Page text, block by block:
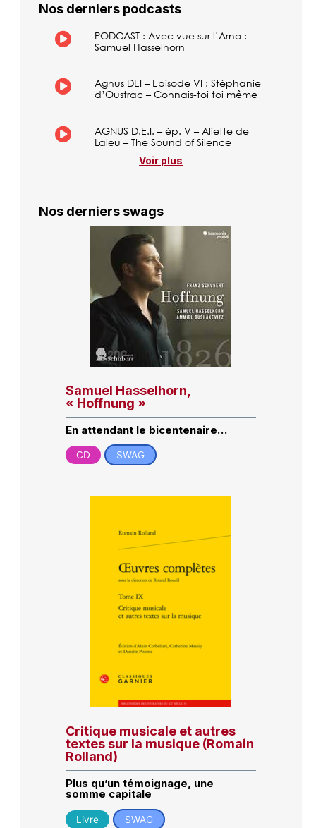
Nos derniers podcasts
PODCAST : Avec vue sur l’Arno :
Samuel Hasselhorn
Agnus DEI – Episode VI : Stéphanie
d’Oustrac – Connais-toi toi même
AGNUS D.E.I. – ép. V – Aliette de
Laleu – The Sound of Silence
Voir plus
Nos derniers swags
Samuel Hasselhorn,
« Hoffnung »
En attendant le bicentenaire…
CD SWAG
Critique musicale et autres
textes sur la musique (Romain
Rolland)
Plus qu’un témoignage, une
somme capitale
Livre SWAG